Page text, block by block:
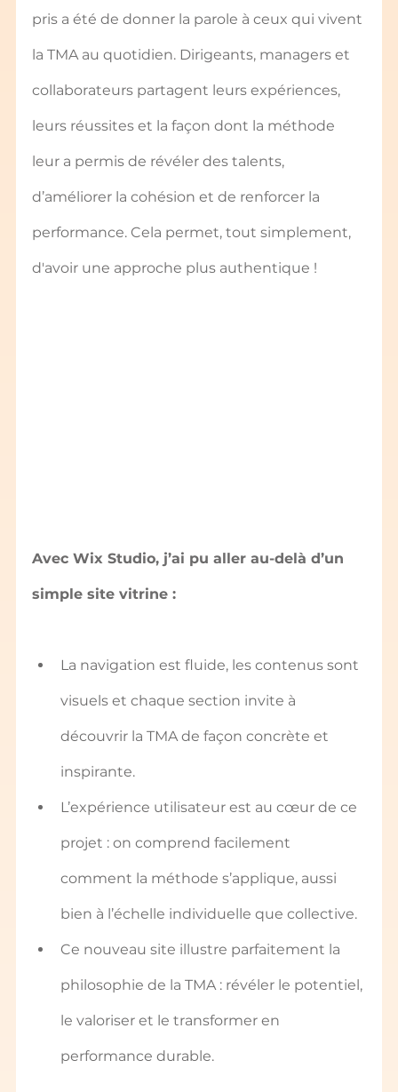
pris a été de donner la parole à ceux qui vivent
la TMA au quotidien. Dirigeants, managers et
collaborateurs partagent leurs expériences,
leurs réussites et la façon dont la méthode
leur a permis de révéler des talents,
d’améliorer la cohésion et de renforcer la
performance. Cela permet, tout simplement,
d'avoir une approche plus authentique !
Avec Wix Studio, j’ai pu aller au-delà d’un
simple site vitrine :
La navigation est fluide, les contenus sont
visuels et chaque section invite à
découvrir la TMA de façon concrète et
inspirante.
L’expérience utilisateur est au cœur de ce
projet : on comprend facilement
comment la méthode s’applique, aussi
bien à l’échelle individuelle que collective.
Ce nouveau site illustre parfaitement la
philosophie de la TMA : révéler le potentiel,
le valoriser et le transformer en
performance durable.